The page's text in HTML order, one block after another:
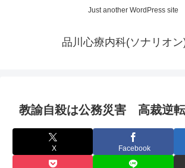
Just another WordPress site
品川心療内科(ソナリオ
教諭自殺は公務災害 高裁逆
X Facebook